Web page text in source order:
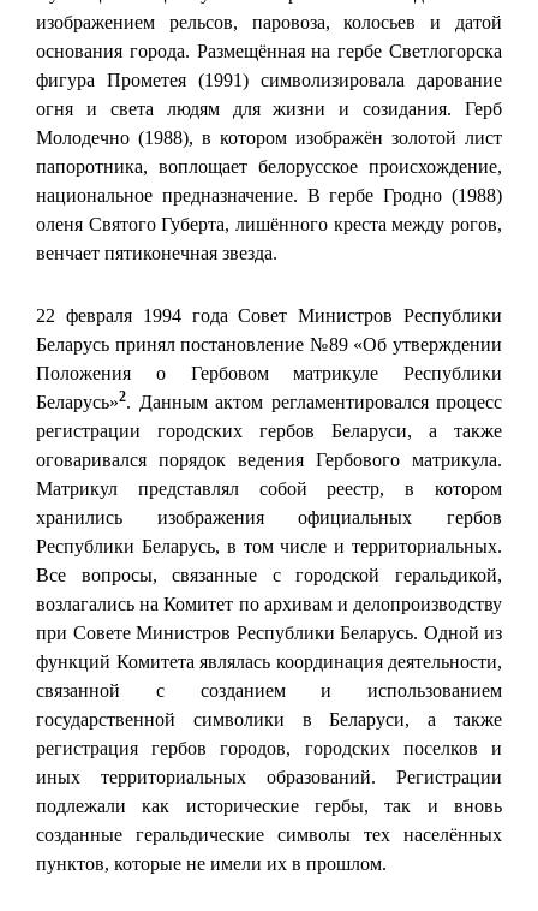
изображением рельсов, паровоза, колосьев и датой
основания города. Размещённая на гербе Светлогорска
фигура Прометея (1991) символизировала дарование
огня и света людям для жизни и созидания. Герб
Молодечно (1988), в котором изображён золотой лист
папоротника, воплощает белорусское происхождение,
национальное предназначение. В гербе Гродно (1988)
оленя Святого Губерта, лишённого креста между рогов,
венчает пятиконечная звезда.
22 февраля 1994 года Совет Министров Республики
Беларусь принял постановление №89 «Об утверждении
Положения о Гербовом матрикуле Республики
Беларусь»2. Данным актом регламентировался процесс
регистрации городских гербов Беларуси, а также
оговаривался порядок ведения Гербового матрикула.
Матрикул представлял собой реестр, в котором
хранились изображения официальных гербов
Республики Беларусь, в том числе и территориальных.
Все вопросы, связанные с городской геральдикой,
возлагались на Комитет по архивам и делопроизводству
при Совете Министров Республики Беларусь. Одной из
функций Комитета являлась координация деятельности,
связанной с созданием и использованием
государственной символики в Беларуси, а также
регистрация гербов городов, городских поселков и
иных территориальных образований. Регистрации
подлежали как исторические гербы, так и вновь
созданные геральдические символы тех населённых
пунктов, которые не имели их в прошлом.